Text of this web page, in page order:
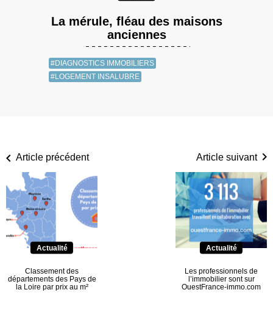
La mérule, fléau des maisons
anciennes
#DIAGNOSTICS IMMOBILIERS
#LOGEMENT INSALUBRE
Article précédent
Actualité
Classement des
départements des Pays de
la Loire par prix au m²
Article suivant
Actualité
Les professionnels de
l’immobilier sont sur
OuestFrance-immo.com